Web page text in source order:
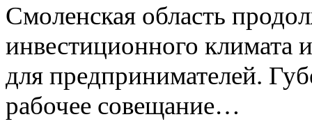
Смоленская область
инвестиционного климата
для предпринимателей.
рабочее совещание…